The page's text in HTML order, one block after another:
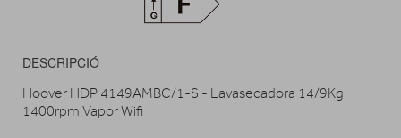
DESCRIPCIÓ
Hoover HDP 4149AMBC/1-S - Lavasecadora 14/9Kg
1400rpm Vapor Wifi